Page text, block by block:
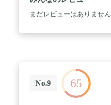
まだレビューはありません
No.9 65